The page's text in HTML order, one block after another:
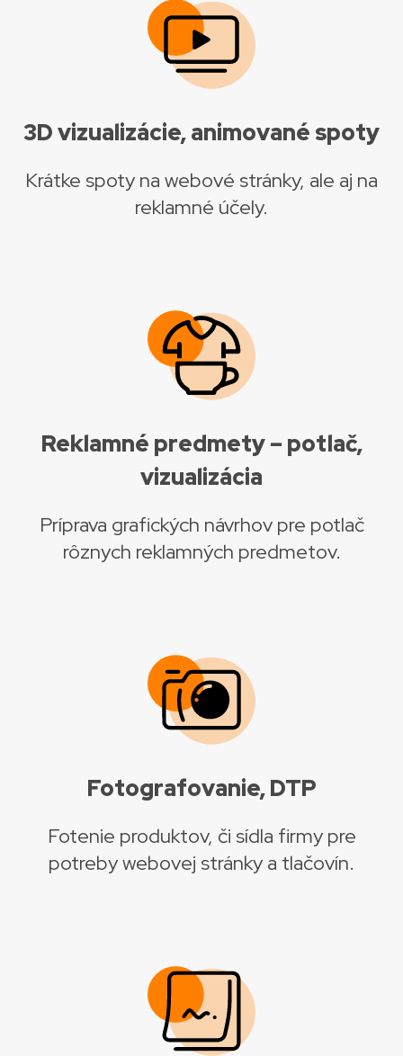
3D vizualizácie, animované spoty
Krátke spoty na webové stránky, ale aj na
reklamné účely.
Reklamné predmety – potlač,
vizualizácia
Príprava grafických návrhov pre potlač
rôznych reklamných predmetov.
Fotografovanie, DTP
Fotenie produktov, či sídla firmy pre
potreby webovej stránky a tlačovín.